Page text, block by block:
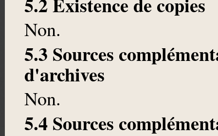
Non.
5.3 Sources
d'archives
Non.
5.4 Sources